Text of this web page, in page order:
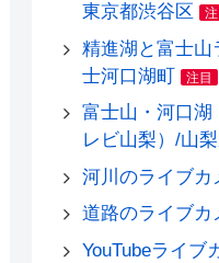
東京都渋谷区
注
精進湖と富士山
士河口湖町
注目
富士山・河口湖
レビ山梨）/山
河川のライブカ
道路のライブカ
YouTubeライブ